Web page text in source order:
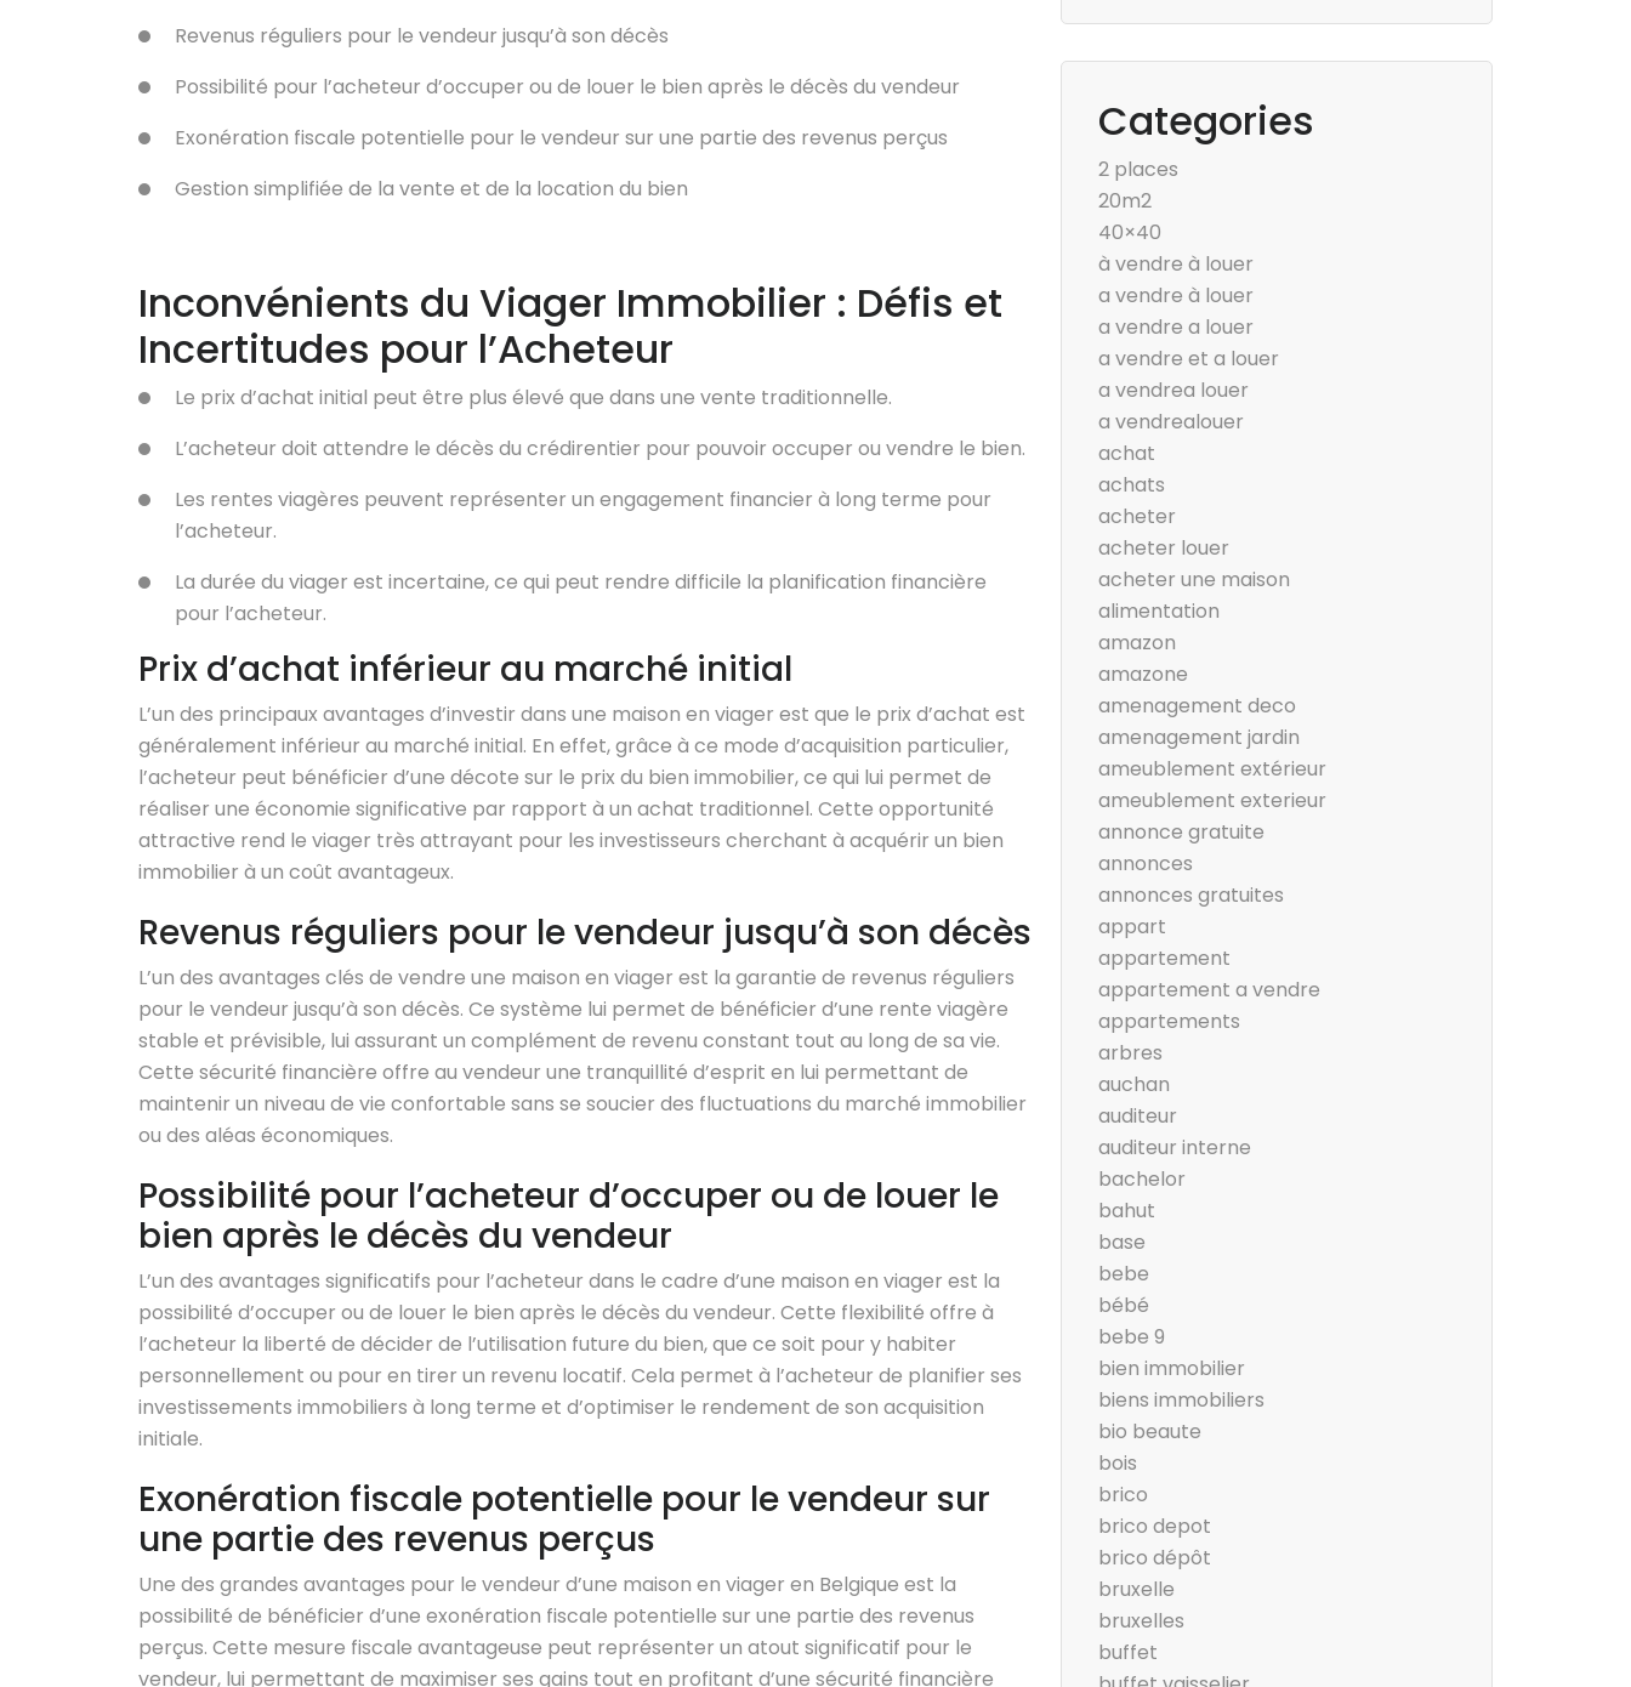
Revenus réguliers pour le vendeur jusqu’à son décès
Possibilité pour l’acheteur d’occuper ou de louer le bien après le décès du vendeur
Exonération fiscale potentielle pour le vendeur sur une partie des revenus perçus
Gestion simplifiée de la vente et de la location du bien
Inconvénients du Viager Immobilier : Défis et
Incertitudes pour l’Acheteur
Le prix d’achat initial peut être plus élevé que dans une vente traditionnelle.
L’acheteur doit attendre le décès du crédirentier pour pouvoir occuper ou vendre le bien.
Les rentes viagères peuvent représenter un engagement financier à long terme pour
l’acheteur.
La durée du viager est incertaine, ce qui peut rendre difficile la planification financière
pour l’acheteur.
Prix d’achat inférieur au marché initial
L’un des principaux avantages d’investir dans une maison en viager est que le prix d’achat est
généralement inférieur au marché initial. En effet, grâce à ce mode d’acquisition particulier,
l’acheteur peut bénéficier d’une décote sur le prix du bien immobilier, ce qui lui permet de
réaliser une économie significative par rapport à un achat traditionnel. Cette opportunité
attractive rend le viager très attrayant pour les investisseurs cherchant à acquérir un bien
immobilier à un coût avantageux.
Revenus réguliers pour le vendeur jusqu’à son décès
L’un des avantages clés de vendre une maison en viager est la garantie de revenus réguliers
pour le vendeur jusqu’à son décès. Ce système lui permet de bénéficier d’une rente viagère
stable et prévisible, lui assurant un complément de revenu constant tout au long de sa vie.
Cette sécurité financière offre au vendeur une tranquillité d’esprit en lui permettant de
maintenir un niveau de vie confortable sans se soucier des fluctuations du marché immobilier
ou des aléas économiques.
Possibilité pour l’acheteur d’occuper ou de louer le
bien après le décès du vendeur
L’un des avantages significatifs pour l’acheteur dans le cadre d’une maison en viager est la
possibilité d’occuper ou de louer le bien après le décès du vendeur. Cette flexibilité offre à
l’acheteur la liberté de décider de l’utilisation future du bien, que ce soit pour y habiter
personnellement ou pour en tirer un revenu locatif. Cela permet à l’acheteur de planifier ses
investissements immobiliers à long terme et d’optimiser le rendement de son acquisition
initiale.
Exonération fiscale potentielle pour le vendeur sur
une partie des revenus perçus
Une des grandes avantages pour le vendeur d’une maison en viager en Belgique est la
possibilité de bénéficier d’une exonération fiscale potentielle sur une partie des revenus
perçus. Cette mesure fiscale avantageuse peut représenter un atout significatif pour le
vendeur, lui permettant de maximiser ses gains tout en profitant d’une sécurité financière
Categories
2 places
20m2
40×40
à vendre à louer
a vendre à louer
a vendre a louer
a vendre et a louer
a vendrea louer
a vendrealouer
achat
achats
acheter
acheter louer
acheter une maison
alimentation
amazon
amazone
amenagement deco
amenagement jardin
ameublement extérieur
ameublement exterieur
annonce gratuite
annonces
annonces gratuites
appart
appartement
appartement a vendre
appartements
arbres
auchan
auditeur
auditeur interne
bachelor
bahut
base
bebe
bébé
bebe 9
bien immobilier
biens immobiliers
bio beaute
bois
brico
brico depot
brico dépôt
bruxelle
bruxelles
buffet